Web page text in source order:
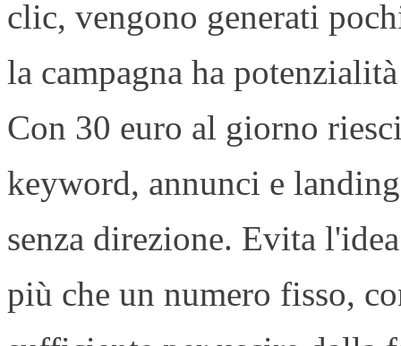
clic, vengono generati
la campagna ha
Con 30 euro al giorno
keyword, annunci e
senza direzione. Evita
più che un numero fisso,